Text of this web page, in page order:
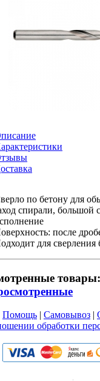
по бетону для
спирали, большой
после
для
Помощь | Самовывоз |
обработки